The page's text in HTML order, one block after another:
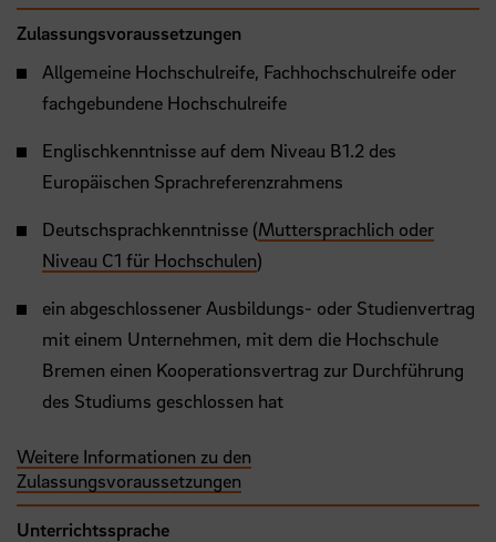
Zulassungsvoraussetzungen
Allgemeine Hochschulreife, Fachhochschulreife oder
fachgebundene Hochschulreife
Englischkenntnisse auf dem Niveau B1.2 des
Europäischen Sprachreferenzrahmens
Deutschsprachkenntnisse (Muttersprachlich oder
Niveau C1 für Hochschulen)
ein abgeschlossener Ausbildungs- oder Studienvertrag
mit einem Unternehmen, mit dem die Hochschule
Bremen einen Kooperationsvertrag zur Durchführung
des Studiums geschlossen hat
Weitere Informationen zu den
Zulassungsvoraussetzungen
Unterrichtssprache